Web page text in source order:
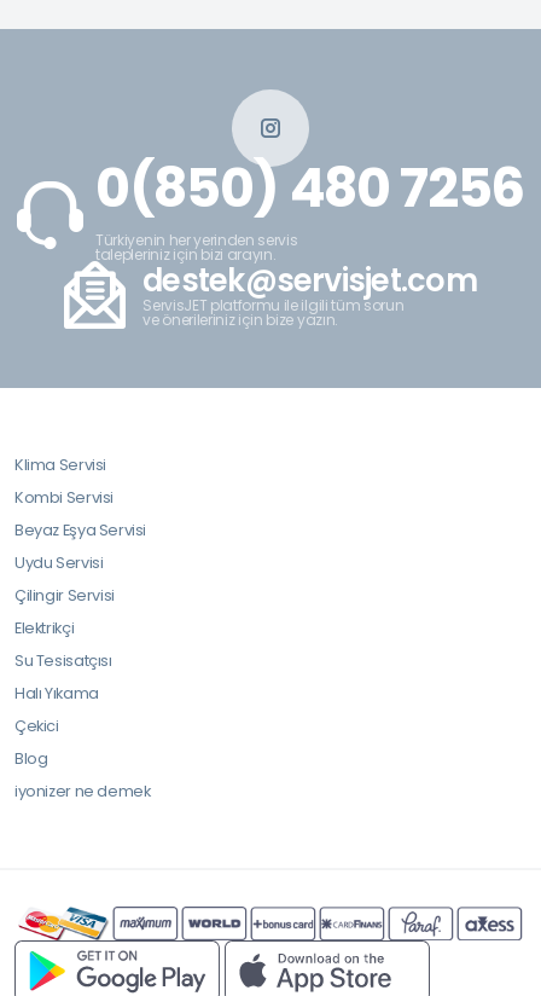
0(850) 480 7256
Türkiyenin her yerinden servis
talepleriniz için bizi arayın.
destek@servisjet.com
ServisJET platformu ile ilgili tüm sorun
ve önerileriniz için bize yazın.
Klima Servisi
Kombi Servisi
Beyaz Eşya Servisi
Uydu Servisi
Çilingir Servisi
Elektrikçi
Su Tesisatçısı
Halı Yıkama
Çekici
Blog
iyonizer ne demek